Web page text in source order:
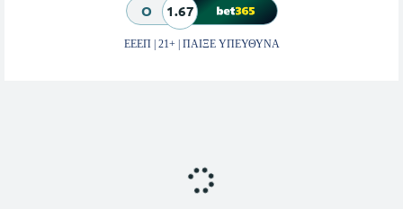
O 1.67
ΕΕΕΠ | 21+ | ΠΑΙΞΕ ΥΠΕΥΘΥΝΑ